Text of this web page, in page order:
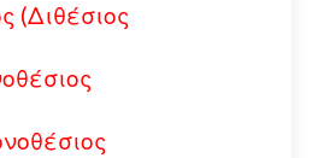
(Διθέσιος